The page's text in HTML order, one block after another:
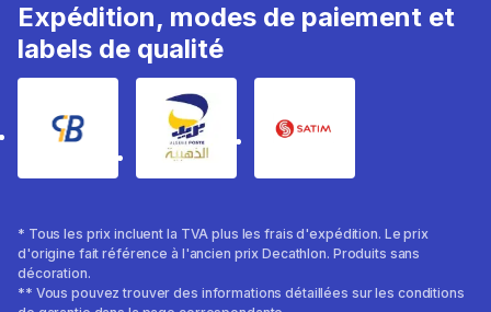
Expédition, modes de paiement et
labels de qualité
* Tous les prix incluent la TVA plus les frais d'expédition. Le prix
d'origine fait référence à l'ancien prix Decathlon. Produits sans
décoration.
** Vous pouvez trouver des informations détaillées sur les conditions